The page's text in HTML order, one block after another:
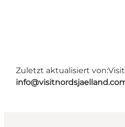
Zuletzt aktualisiert von: